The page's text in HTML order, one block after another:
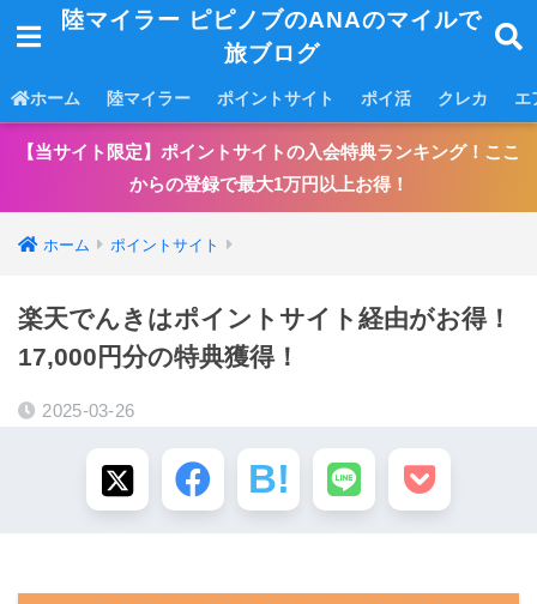
陸マイラー ピピノブのANAのマイルで
旅ブログ
ホーム 陸マイラー ポイントサイト ポイ活 クレカ エ
【当サイト限定】ポイントサイトの入会特典ランキング！ここ
からの登録で最大1万円以上お得！
ホーム ポイントサイト
楽天でんきはポイントサイト経由がお得！
17,000円分の特典獲得！
2025-03-26